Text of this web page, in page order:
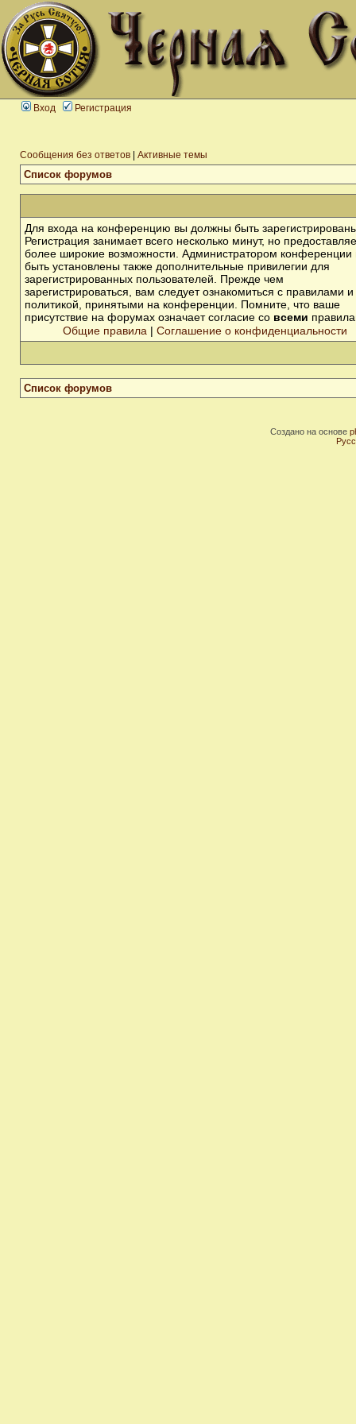
Вход Регистрация
Сообщения без ответов Активные темы
Список форумов
Для входа на конференцию вы должны быть
Регистрация занимает всего несколько минут, но
более широкие возможности. Администратором конференции
быть установлены также дополнительные привилегии для
зарегистрированных пользователей. Прежде чем
зарегистрироваться, вам следует ознакомиться с правилами и
политикой, принятыми на конференции. Помните, что ваше
присутствие на форумах означает согласие со всеми
Общие правила | Соглашение о конфиденциальности
Список форумов
Создано на основе